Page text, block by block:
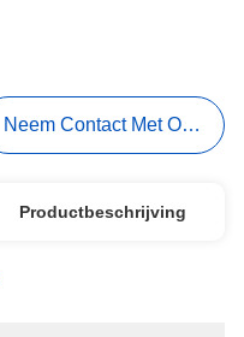
Neem Contact Met Ons Op
Productbeschrijving